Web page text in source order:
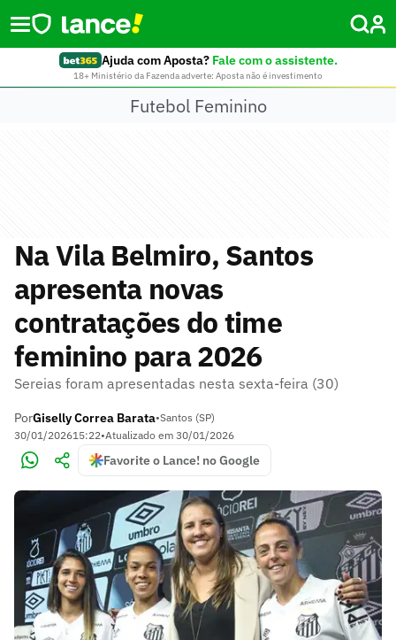
Ajuda com Aposta? Fale com o assistente.
18+ Ministério da Fazenda adverte: Aposta não é investimento
Futebol Feminino
Na Vila Belmiro, Santos
apresenta novas
contratações do time
feminino para 2026
Sereias foram apresentadas nesta sexta-feira (30)
PorGiselly Correa Barata•Santos (SP)
30/01/202615:22•Atualizado em 30/01/2026
Favorite o Lance! no Google